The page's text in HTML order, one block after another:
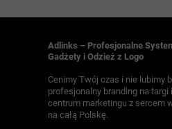
Adlinks – Profesjonalne
Gadżety i Odzież z Logo
Cenimy Twój czas i nie lubimy
profesjonalny branding na targi
centrum marketingu z sercem
na całą Polskę.